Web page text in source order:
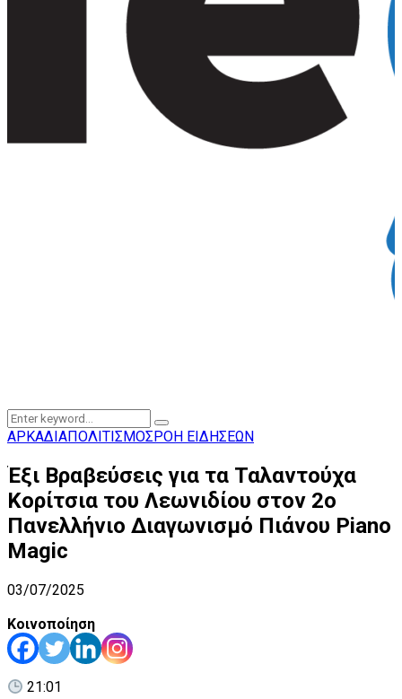
Search
for:
Search
ΑΡΚΑΔΙΑΠΟΛΙΤΙΣΜΟΣ ΡΟΗ ΕΙΔΗΣΕΩΝ
Έξι Βραβεύσεις για τα Ταλαντούχα
Κορίτσια του Λεωνιδίου στον 2ο
Πανελλήνιο Διαγωνισμό Πιάνου Piano
Magic
03/07/2025
Κοινοποίηση
21:01